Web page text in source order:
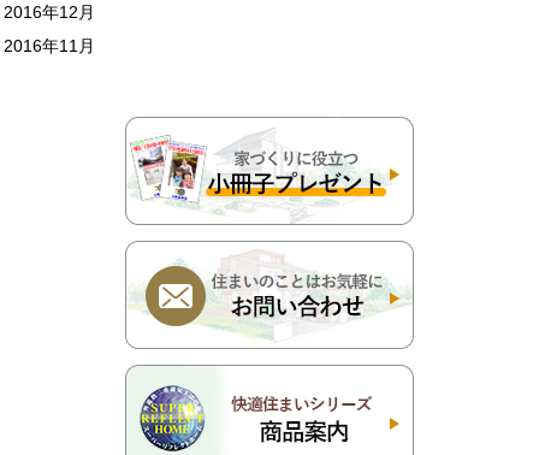
2016年12月
2016年11月